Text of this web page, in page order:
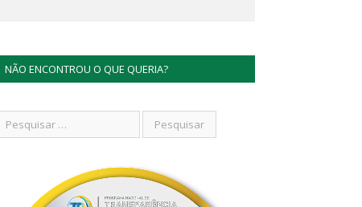
NÃO ENCONTROU O QUE QUERIA?